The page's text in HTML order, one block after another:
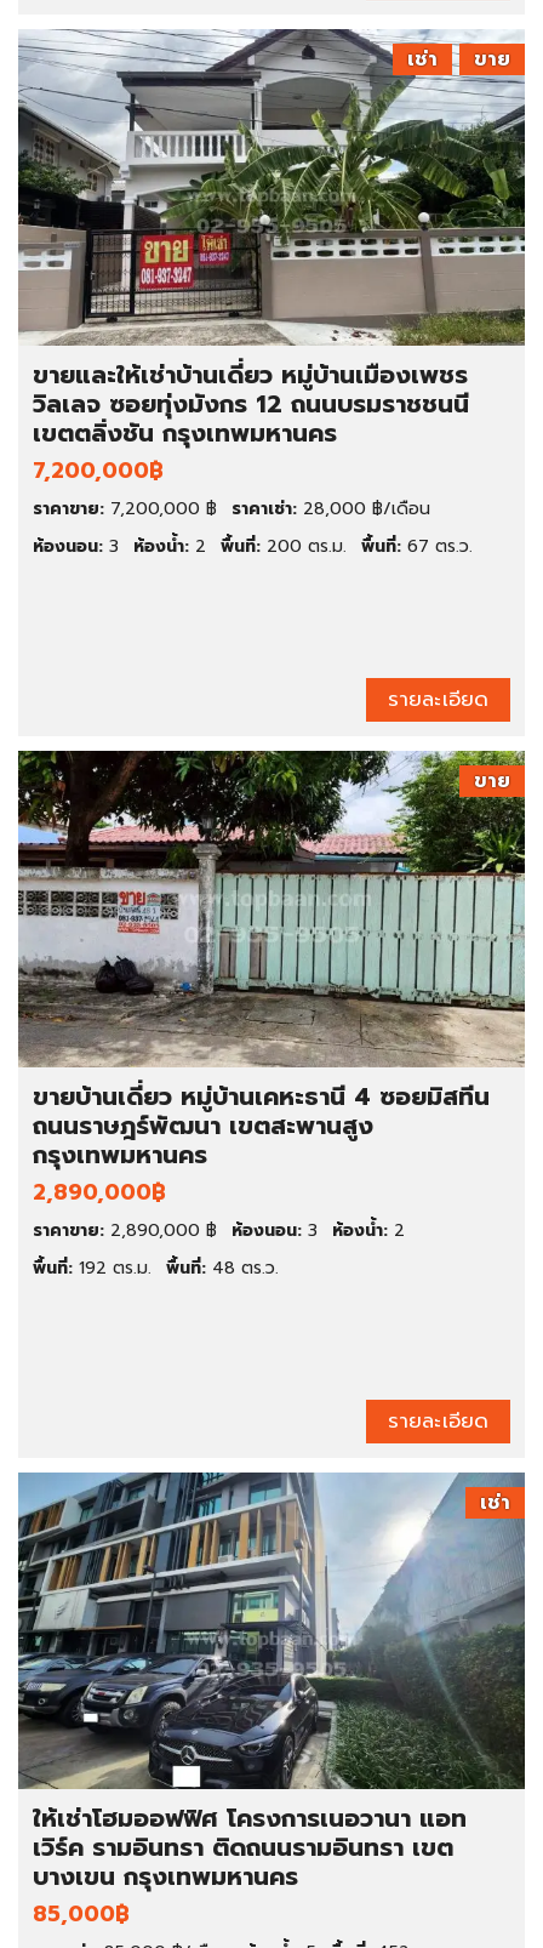
ขาย
เช่า
ขายและให้เช่าบ้านเดี่ยว หมู่บ้านเมืองเพชร
วิลเลจ ซอยทุ่งมังกร 12 ถนนบรมราชชนนี
เขตตลิ่งชัน กรุงเทพมหานคร
7,200,000฿
ราคาขาย: 7,200,000 ฿ ราคาเช่า: 28,000 ฿/เดือน
ห้องนอน: 3 ห้องน้ำ: 2 พื้นที่: 200 ตร.ม. พื้นที่: 67 ตร.ว.
รายละเอียด
ขาย
ขายบ้านเดี่ยว หมู่บ้านเคหะธานี 4 ซอยมิสทีน
ถนนราษฎร์พัฒนา เขตสะพานสูง
กรุงเทพมหานคร
2,890,000฿
ราคาขาย: 2,890,000 ฿ ห้องนอน: 3 ห้องน้ำ: 2
พื้นที่: 192 ตร.ม. พื้นที่: 48 ตร.ว.
รายละเอียด
เช่า
ให้เช่าโฮมออฟฟิศ โครงการเนอวานา แอท
เวิร์ค รามอินทรา ติดถนนรามอินทรา เขต
บางเขน กรุงเทพมหานคร
85,000฿